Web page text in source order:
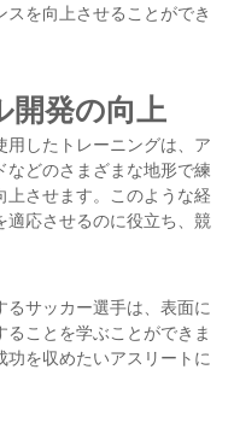
を向上させることができ
開発の向上
用したトレーニングは、ア
などのさまざまな地形で練
上させます。このような経
適応させるのに役立ち、競
るサッカー選手は、表面に
ことを学ぶことができま
を収めたいアスリートに